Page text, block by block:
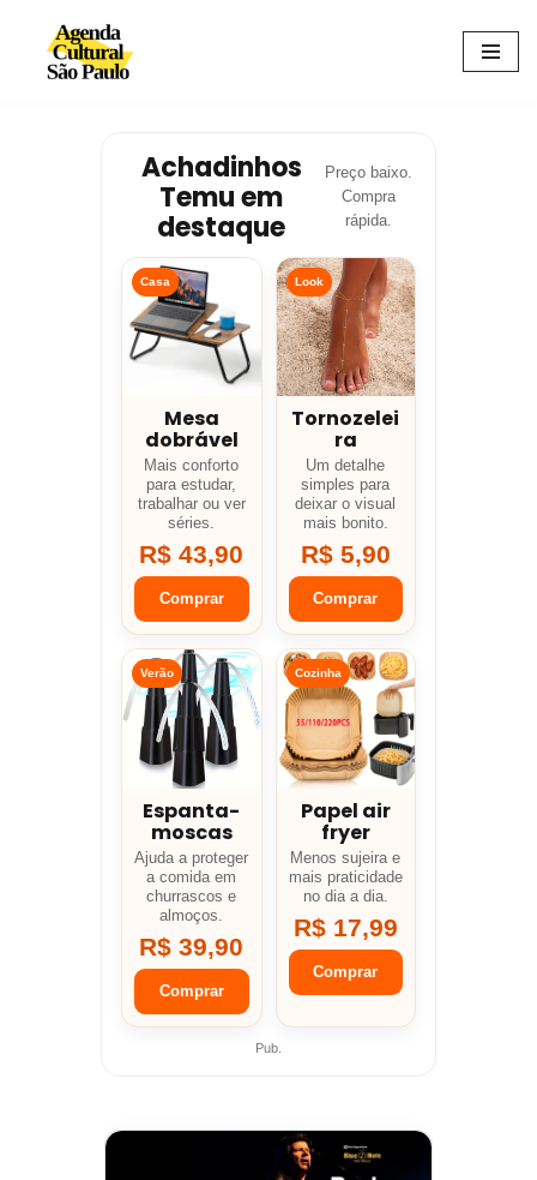
Avançar
Achadinhos
Temu em
destaque
Preço baixo.
Compra
rápida.
Casa
Mesa
dobrável
Mais conforto
para estudar,
trabalhar ou ver
séries.
R$ 43,90
Comprar
Look
Tornozelei
ra
Um detalhe
simples para
deixar o visual
mais bonito.
R$ 5,90
Comprar
Verão
Espanta-
moscas
Ajuda a proteger
a comida em
churrascos e
almoços.
R$ 39,90
Comprar
Cozinha
Papel air
fryer
Menos sujeira e
mais praticidade
no dia a dia.
R$ 17,99
Comprar
Pub.